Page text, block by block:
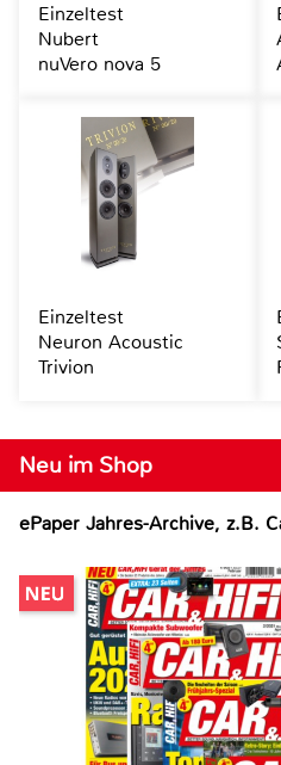
Neu im Shop
ePaper Jahres-Archive, z.B.
Einzeltest
Nubert
nuVero nova 5
Einzeltest
Neuron Acoustic
Trivion